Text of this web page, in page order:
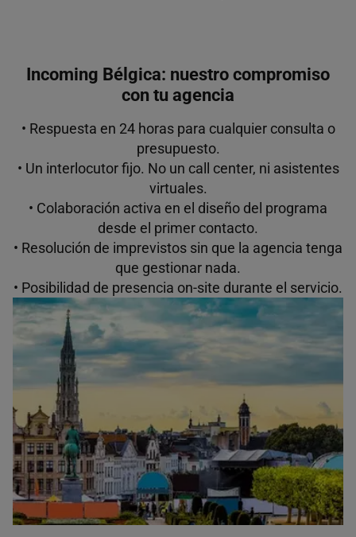
Incoming Bélgica: nuestro compromiso
con tu agencia
• Respuesta en 24 horas para cualquier consulta o
presupuesto.
• Un interlocutor fijo. No un call center, ni asistentes
virtuales.
• Colaboración activa en el diseño del programa
desde el primer contacto.
• Resolución de imprevistos sin que la agencia tenga
que gestionar nada.
• Posibilidad de presencia on-site durante el servicio.